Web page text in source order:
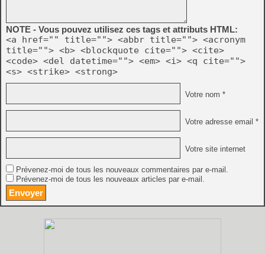
NOTE - Vous pouvez utilisez ces tags et attributs HTML:
<a href="" title=""> <abbr title=""> <acronym
title=""> <b> <blockquote cite=""> <cite>
<code> <del datetime=""> <em> <i> <q cite="">
<s> <strike> <strong>
Votre nom *
Votre adresse email *
Votre site internet
Prévenez-moi de tous les nouveaux commentaires par e-mail.
Prévenez-moi de tous les nouveaux articles par e-mail.